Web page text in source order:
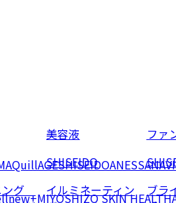
ング
美容液
SHISEIDO
イルミネーティン
ファ
ブラ
SHISEIDOANESSA
MIYOSHIZO SKIN HEALTH